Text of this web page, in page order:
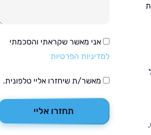
אני מאשר שקראתי והסכמתי
למדיניות הפרטיות
מאשר/ת שיחזרו אליי טלפונית.
תחזרו אליי